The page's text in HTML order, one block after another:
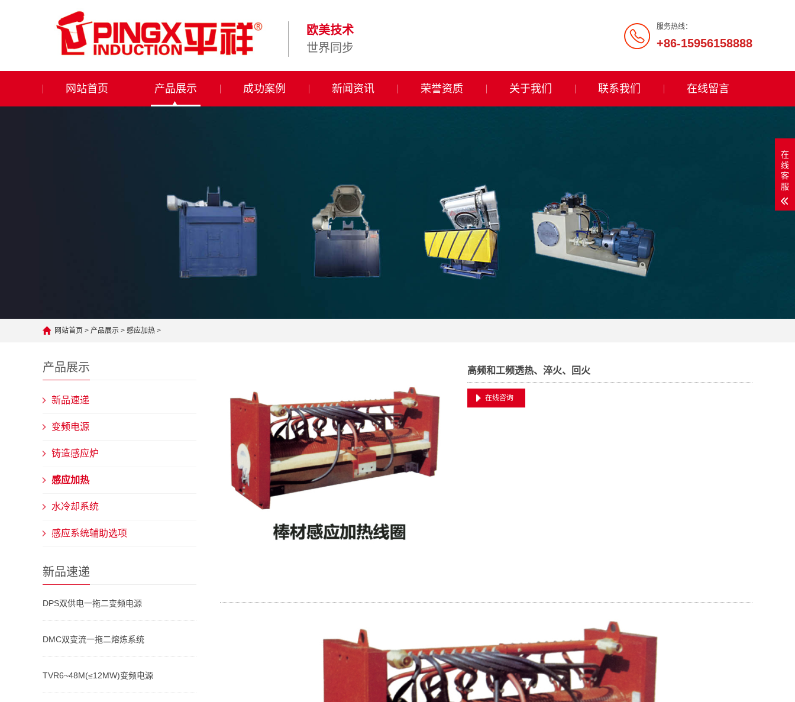
服务热线：
+86-15956158888
欧美技术
世界同步
网站首页 产品展示 成功案例 新闻资讯 荣誉资质 关于我们 联系我们 在线留言
网站首页 > 产品展示 > 感应加热 >
产品展示
新品速递
变频电源
铸造感应炉
感应加热
水冷却系统
感应系统辅助选项
新品速递
DPS双供电一拖二变频电源
DMC双变流一拖二熔炼系统
TVR6~48M(≤12MW)变频电源
高频和工频透热、淬火、回火
在线咨询
在
线
客
服